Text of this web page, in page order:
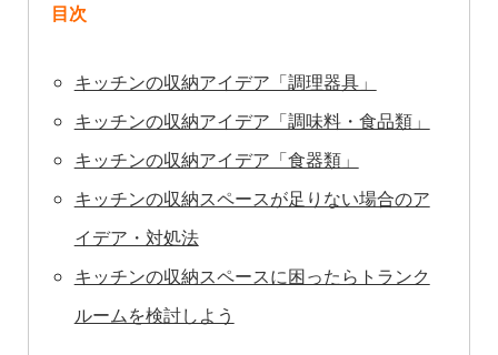
目次
キッチンの収納アイデア「調理器具」
キッチンの収納アイデア「調味料・食品類」
キッチンの収納アイデア「食器類」
キッチンの収納スペースが足りない場合のア
イデア・対処法
キッチンの収納スペースに困ったらトランク
ルームを検討しよう